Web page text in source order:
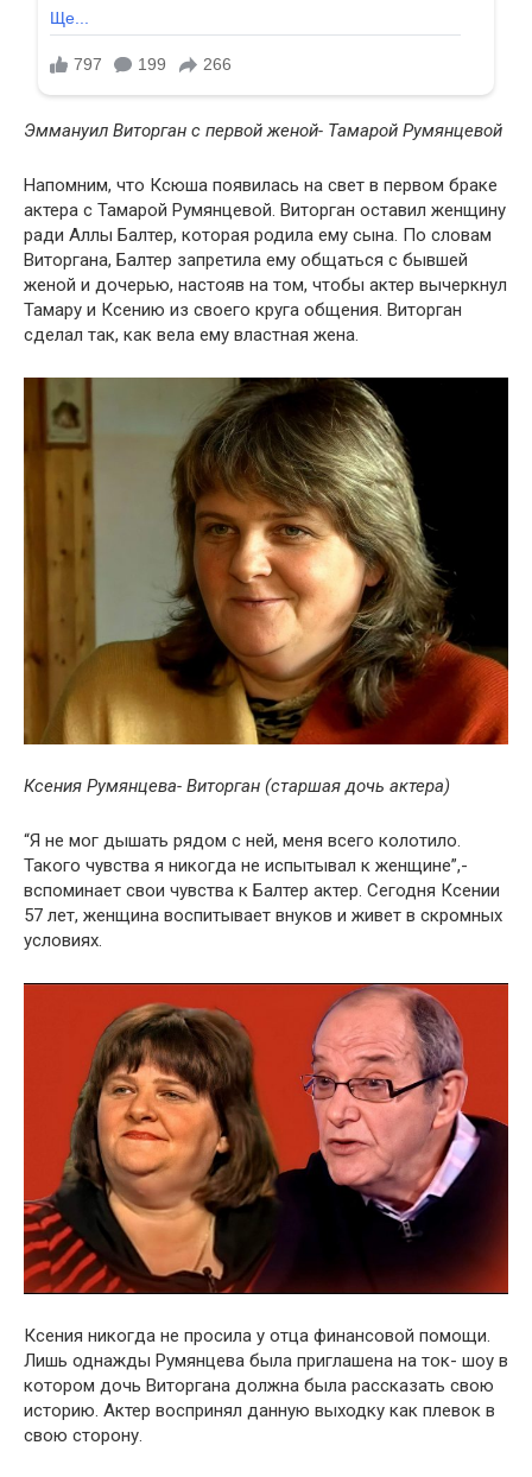
Эммануил Виторган с первой женой- Тамарой Румянцевой
Напомним, что Ксюша появилась на свет в первом браке
актера с Тамарой Румянцевой. Виторган оставил женщину
ради Аллы Балтер, которая родила ему сына. По словам
Виторгана, Балтер запретила ему общаться с бывшей
женой и дочерью, настояв на том, чтобы актер вычеркнул
Тамару и Ксению из своего круга общения. Виторган
сделал так, как вела ему властная жена.
Ксения Румянцева- Виторган (старшая дочь актера)
“Я не мог дышать рядом с ней, меня всего колотило.
Такого чувства я никогда не испытывал к женщине”,-
вспоминает свои чувства к Балтер актер. Сегодня Ксении
57 лет, женщина воспитывает внуков и живет в скромных
условиях.
Ксения никогда не просила у отца финансовой помощи.
Лишь однажды Румянцева была приглашена на ток- шоу в
котором дочь Виторгана должна была рассказать свою
историю. Актер воспринял данную выходку как плевок в
свою сторону.